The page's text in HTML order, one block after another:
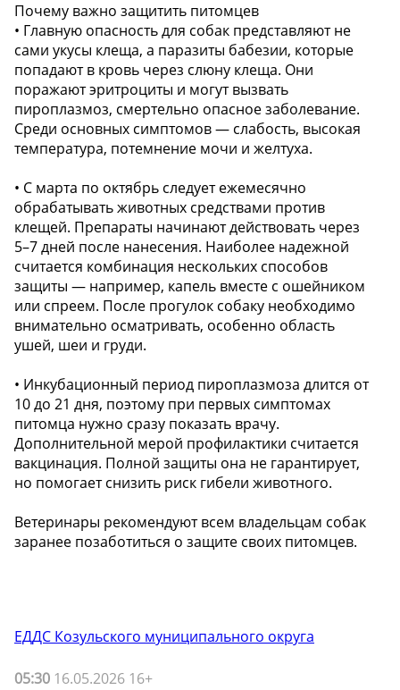
Почему важно защитить питомцев
• Главную опасность для собак представляют не
сами укусы клеща, а паразиты бабезии, которые
попадают в кровь через слюну клеща. Они
поражают эритроциты и могут вызвать
пироплазмоз, смертельно опасное заболевание.
Среди основных симптомов — слабость, высокая
температура, потемнение мочи и желтуха.
• С марта по октябрь следует ежемесячно
обрабатывать животных средствами против
клещей. Препараты начинают действовать через
5–7 дней после нанесения. Наиболее надежной
считается комбинация нескольких способов
защиты — например, капель вместе с ошейником
или спреем. После прогулок собаку необходимо
внимательно осматривать, особенно область
ушей, шеи и груди.
• Инкубационный период пироплазмоза длится от
10 до 21 дня, поэтому при первых симптомах
питомца нужно сразу показать врачу.
Дополнительной мерой профилактики считается
вакцинация. Полной защиты она не гарантирует,
но помогает снизить риск гибели животного.
Ветеринары рекомендуют всем владельцам собак
заранее позаботиться о защите своих питомцев.
ЕДДС Козульского муниципального округа
05:30 16.05.2026 16+